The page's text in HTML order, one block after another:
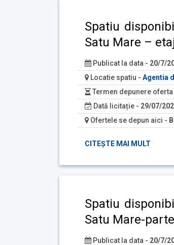
Spatiu
Satu Mare –
Publicat la data - 20/7/
Locatie spatiu - Agentia
Termen depunere oferta
Dată licitație - 29/07/
Ofertele se depun aici -
CITEȘTE MAI MULT
Spatiu
Satu Mare-
Publicat la data - 20/7/